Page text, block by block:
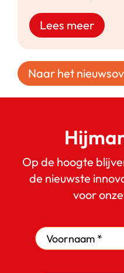
Lees meer
Naar het
Op de hoogte
de nieuwste
voor